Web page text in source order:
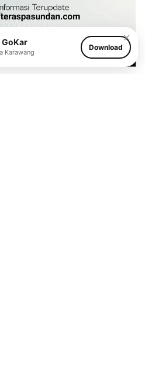
✕
Karawang
Download